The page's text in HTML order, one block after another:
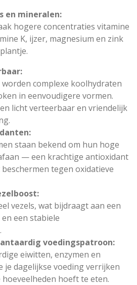
en mineralen:
hogere concentraties vitamine
K, ijzer, magnesium en zink
complexe koolhydraten
in eenvoudigere vormen.
licht verteerbaar en vriendelijk
staan bekend om hun hoge
— een krachtige antioxidant
tegen oxidatieve
vezels, wat bijdraagt aan een
een stabiele
voedingspatroon:
eiwitten, enzymen en
je dagelijkse voeding verrijken
hoeft te eten.